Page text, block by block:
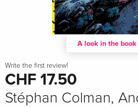
A look in the book
Write the first review!
CHF 17.50
Stéphan Colman,